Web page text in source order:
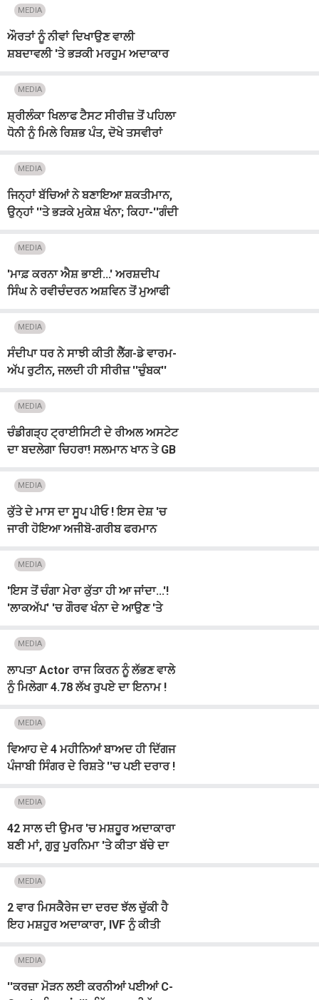
MEDIA
ਔਰਤਾਂ ਨੂੰ ਨੀਵਾਂ ਦਿਖਾਉਣ ਵਾਲੀ
ਸ਼ਬਦਾਵਲੀ 'ਤੇ ਭੜਕੀ ਮਰਹੂਮ ਅਦਾਕਾਰ
ਮਾਮਲਾ
MEDIA
ਸ਼੍ਰੀਲੰਕਾ ਖਿਲਾਫ ਟੈਸਟ ਸੀਰੀਜ਼ ਤੋਂ ਪਹਿਲਾ
ਧੋਨੀ ਨੂੰ ਮਿਲੇ ਰਿਸ਼ਭ ਪੰਤ, ਦੋਖੇ ਤਸਵੀਰਾਂ
MEDIA
ਜਿਨ੍ਹਾਂ ਬੱਚਿਆਂ ਨੇ ਬਣਾਇਆ ਸ਼ਕਤੀਮਾਨ,
ਉਨ੍ਹਾਂ ''ਤੇ ਭੜਕੇ ਮੁਕੇਸ਼ ਖੰਨਾ; ਕਿਹਾ-''ਗੰਦੀ
MEDIA
'ਮਾਫ਼ ਕਰਨਾ ਐਸ਼ ਭਾਈ...' ਅਰਸ਼ਦੀਪ
ਸਿੰਘ ਨੇ ਰਵੀਚੰਦਰਨ ਅਸ਼ਵਿਨ ਤੋਂ ਮੁਆਫੀ
MEDIA
ਸੰਦੀਪਾ ਧਰ ਨੇ ਸਾਝੀ ਕੀਤੀ ਲੈੱਗ-ਡੇ ਵਾਰਮ-
ਅੱਪ ਰੁਟੀਨ, ਜਲਦੀ ਹੀ ਸੀਰੀਜ਼ ''ਚੁੰਬਕ''
MEDIA
ਚੰਡੀਗੜ੍ਹ ਟ੍ਰਾਈਸਿਟੀ ਦੇ ਰੀਅਲ ਅਸਟੇਟ
ਦਾ ਬਦਲੇਗਾ ਚਿਹਰਾ! ਸਲਮਾਨ ਖਾਨ ਤੇ GB
MEDIA
ਕੁੱਤੇ ਦੇ ਮਾਸ ਦਾ ਸੂਪ ਪੀਓ ! ਇਸ ਦੇਸ਼ 'ਚ
ਜਾਰੀ ਹੋਇਆ ਅਜੀਬੋ-ਗਰੀਬ ਫਰਮਾਨ
MEDIA
'ਇਸ ਤੋਂ ਚੰਗਾ ਮੇਰਾ ਕੁੱਤਾ ਹੀ ਆ ਜਾਂਦਾ...'!
'ਲਾਕਅੱਪ' 'ਚ ਗੌਰਵ ਖੰਨਾ ਦੇ ਆਉਣ 'ਤੇ
MEDIA
ਲਾਪਤਾ Actor ਰਾਜ ਕਿਰਨ ਨੂੰ ਲੱਭਣ ਵਾਲੇ
ਨੂੰ ਮਿਲੇਗਾ 4.78 ਲੱਖ ਰੁਪਏ ਦਾ ਇਨਾਮ !
MEDIA
ਵਿਆਹ ਦੇ 4 ਮਹੀਨਿਆਂ ਬਾਅਦ ਹੀ ਦਿੱਗਜ
ਪੰਜਾਬੀ ਸਿੰਗਰ ਦੇ ਰਿਸ਼ਤੇ ''ਚ ਪਈ ਦਰਾਰ !
MEDIA
42 ਸਾਲ ਦੀ ਉਮਰ 'ਚ ਮਸ਼ਹੂਰ ਅਦਾਕਾਰਾ
ਬਣੀ ਮਾਂ, ਗੁਰੂ ਪੂਰਨਿਮਾ 'ਤੇ ਕੀਤਾ ਬੱਚੇ ਦਾ
MEDIA
2 ਵਾਰ ਮਿਸਕੈਰੇਜ ਦਾ ਦਰਦ ਝੱਲ ਚੁੱਕੀ ਹੈ
ਇਹ ਮਸ਼ਹੂਰ ਅਦਾਕਾਰਾ, IVF ਨੂੰ ਕੀਤੀ
MEDIA
''ਕਰਜ਼ਾ ਮੋੜਨ ਲਈ ਕਰਨੀਆਂ ਪਈਆਂ C-